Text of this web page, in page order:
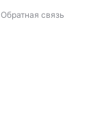
Обратная связь